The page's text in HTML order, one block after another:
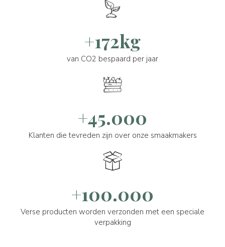
+172kg
van CO2 bespaard per jaar
+45.000
Klanten die tevreden zijn over onze smaakmakers
+100.000
Verse producten worden verzonden met een speciale
verpakking